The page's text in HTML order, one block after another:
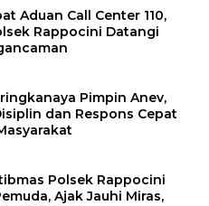
Aduan Call Center 110,
Rappocini Datangi
Pimpin Anev,
dan Respons Cepat
Polsek Rappocini
Ajak Jauhi Miras,